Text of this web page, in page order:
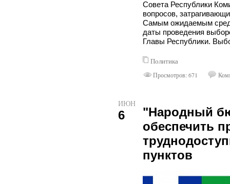
Совета Республики
вопросов,
Самым ожидаемым
даты проведения
Главы Республики.
Политика
Просмотров: 671
ИЮН
6
"Народный
обеспечить
пунктов